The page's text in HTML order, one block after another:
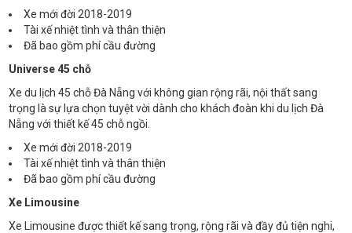
Xe mới đời 2018-2019
Tài xế nhiệt tình và thân thiện
Đã bao gồm phí cầu đường
Universe 45 chỗ
Xe du lịch 45 chỗ Đà Nẵng với không gian rộng rãi, nội thất sang
trọng là sự lựa chọn tuyệt vời dành cho khách đoàn khi du lịch Đà
Nẵng với thiết kế 45 chỗ ngồi.
Xe mới đời 2018-2019
Tài xế nhiệt tình và thân thiện
Đã bao gồm phí cầu đường
Xe Limousine
Xe Limousine được thiết kế sang trọng, rộng rãi và đầy đủ tiện nghi,